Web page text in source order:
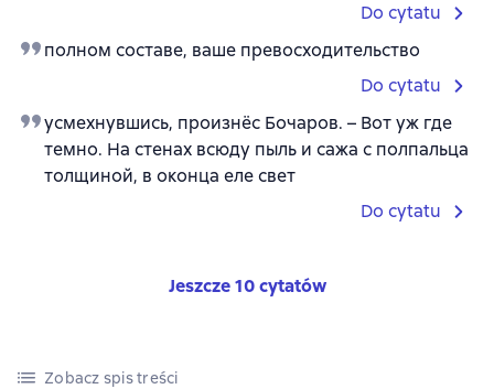
Do cytatu
полном составе, ваше превосходительство
Do cytatu
усмехнувшись, произнёс Бочаров. – Вот уж где
темно. На стенах всюду пыль и сажа с полпальца
толщиной, в оконца еле свет
Do cytatu
Jeszcze 10 cytatów
Zobacz spis treści